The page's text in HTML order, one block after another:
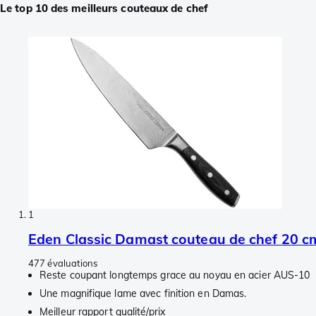
Le top 10 des meilleurs couteaux de chef
1
Eden Classic Damast couteau de chef 20
477 évaluations
Reste coupant longtemps grace au noyau en acier AUS-10
Une magnifique lame avec finition en Damas.
Meilleur rapport qualité/prix